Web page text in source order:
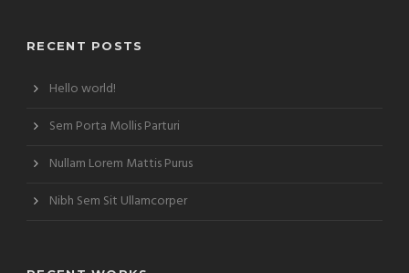
RECENT POSTS
Hello world!
Sem Porta Mollis Parturi
Nullam Lorem Mattis Purus
Nibh Sem Sit Ullamcorper